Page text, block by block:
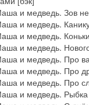
и медведь. Зов
и медведь.
и медведь. Коньки
и медведь.
и медведь. Про
и медведь. Про
и медведь. Про
и медведь. Рыбка